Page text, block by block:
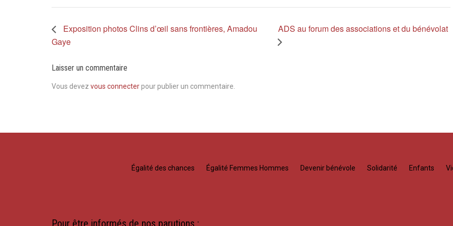
Exposition photos Clins d’œil sans frontières, Amadou
Gaye
ADS au forum des associations et du bénévolat
Laisser un commentaire
Vous devez vous connecterpour publier un commentaire.
Égalité des chances Égalité Femmes Hommes Devenir bénévole Solidarité Enfants
Pour être informés de nos parutions :